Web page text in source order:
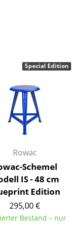
Rowac
Schemel
IS - 48 cm
Edition
295,00 €
Bestand – nur
Special Edition